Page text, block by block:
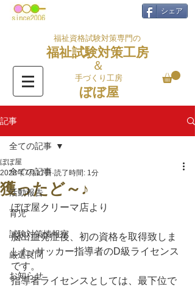
シェア
福祉資格試験対策専門の
福祉試験対策工房
＆
手づくり工房
ぼぼ屋
記事
全ての記事
活動報告
育児
試験対策情報室
厳選良問
お知らせ
全ての記事
獲ったど～♪
ぼぼ屋
2023年7月17日 読了時間: 1分
ぼぼ屋クリーマ店より
脳出血発症後、初の資格を取得致しま
した♪サッカー指導者のD級ライセンス
です。
指導者ライセンスとしては、最下位で